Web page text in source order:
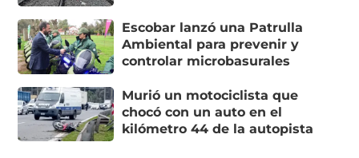
Escobar lanzó una Patrulla
Ambiental para prevenir y
controlar microbasurales
Murió un motociclista que
chocó con un auto en el
kilómetro 44 de la autopista